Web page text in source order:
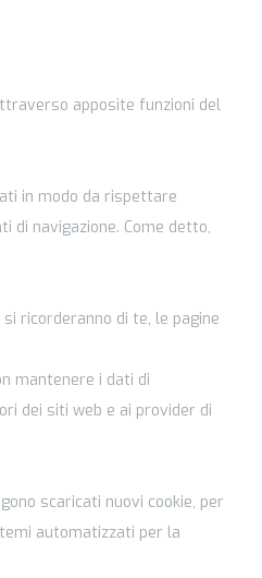
apposite funzioni del
in modo da rispettare
di navigazione. Come detto,
ricorderanno di te, le pagine
mantenere i dati di
dei siti web e ai provider di
scaricati nuovi cookie, per
automatizzati per la